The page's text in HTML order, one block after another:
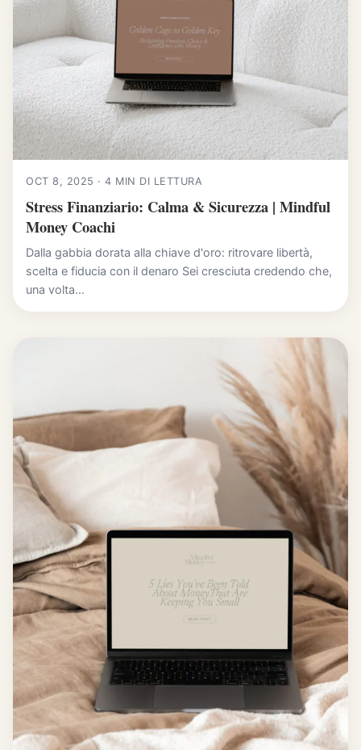
OCT 8, 2025 · 4 MIN DI LETTURA
Stress Finanziario: Calma & Sicurezza | Mindful
Money Coachi
Dalla gabbia dorata alla chiave d'oro: ritrovare libertà,
scelta e fiducia con il denaro Sei cresciuta credendo che,
una volta...